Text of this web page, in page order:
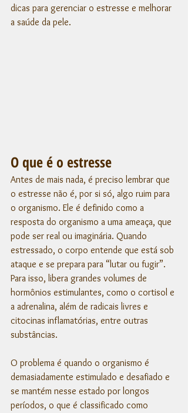
dicas para gerenciar o estresse e melhorar
a saúde da pele.
O que é o estresse
Antes de mais nada, é preciso lembrar que
o estresse não é, por si só, algo ruim para
o organismo. Ele é definido como a
resposta do organismo a uma ameaça, que
pode ser real ou imaginária. Quando
estressado, o corpo entende que está sob
ataque e se prepara para “lutar ou fugir”.
Para isso, libera grandes volumes de
hormônios estimulantes, como o cortisol e
a adrenalina, além de radicais livres e
citocinas inflamatórias, entre outras
substâncias.
O problema é quando o organismo é
demasiadamente estimulado e desafiado e
se mantém nesse estado por longos
períodos, o que é classificado como